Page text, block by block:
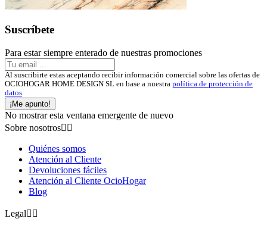
Suscríbete
Para estar siempre enterado de nuestras promociones
Al suscribirte estas aceptando recibir información comercial sobre las ofertas de
OCIOHOGAR HOME DESIGN SL en base a nuestra política de protección de
datos
¡Me apunto!
No mostrar esta ventana emergente de nuevo
Sobre nosotros 
Quiénes somos
Atención al Cliente
Devoluciones fáciles
Atención al Cliente OcioHogar
Blog
Legal 